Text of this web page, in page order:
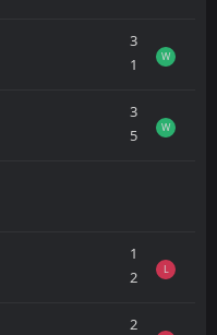
3
1
W
3
5
W
1
2
L
2